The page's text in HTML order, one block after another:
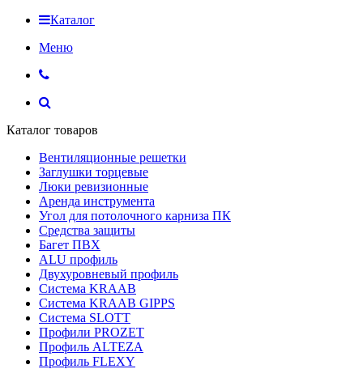
Каталог
Меню
Каталог товаров
Вентиляционные решетки
Заглушки торцевые
Люки ревизионные
Аренда инструмента
Угол для потолочного карниза ПК
Средства защиты
Багет ПВХ
ALU профиль
Двухуровневый профиль
Система KRAAB
Система KRAAB GIPPS
Система SLOTT
Профили PROZET
Профиль ALTEZA
Профиль FLEXY